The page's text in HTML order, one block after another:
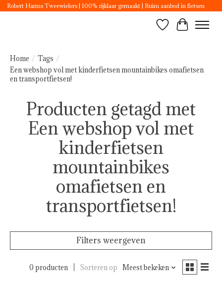
Robert Harms Tweewielers | 100% rijklaar gemaakt | Ruim aanbod in fietsen
Verlanglijst
Home / Tags /
Een webshop vol met kinderfietsen mountainbikes omafietsen
en transportfietsen!
Producten getagd met
Een webshop vol met
kinderfietsen
mountainbikes
omafietsen en
transportfietsen!
Filters weergeven
0 producten Sorteren op Meest bekeken